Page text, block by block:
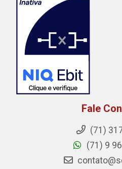
Fale
(71)
(71) 9